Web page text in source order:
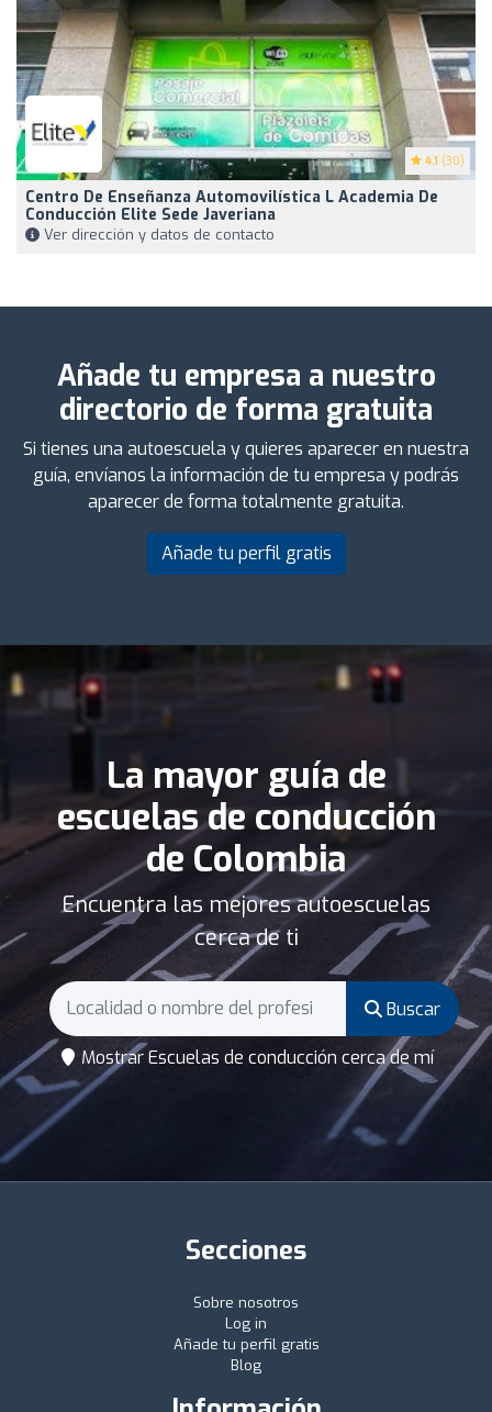
4.1 (30)
Centro De Enseñanza Automovilística L Academia De
Conducción Elite Sede Javeriana
Ver dirección y datos de contacto
Añade tu empresa a nuestro
directorio de forma gratuita
Si tienes una autoescuela y quieres aparecer en nuestra
guía, envíanos la información de tu empresa y podrás
aparecer de forma totalmente gratuita.
Añade tu perfil gratis
La mayor guía de
escuelas de conducción
de Colombia
Encuentra las mejores autoescuelas
cerca de ti
Buscar
Mostrar Escuelas de conducción cerca de mí
Secciones
Sobre nosotros
Log in
Añade tu perfil gratis
Blog